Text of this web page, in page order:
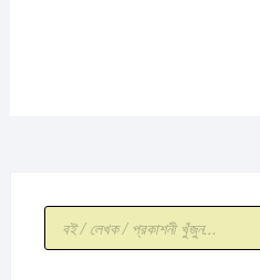
Products
search